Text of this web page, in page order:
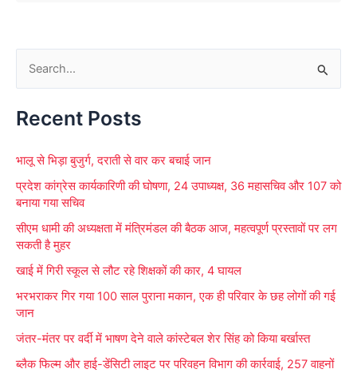
a
c
h
o
Recent Posts
भालू से भिड़ा बुजुर्ग, दराती से वार कर बचाई जान
प्रदेश कांग्रेस कार्यकारिणी की घोषणा, 24 उपाध्यक्ष, 36 महासचिव और 107 को
बनाया गया सचिव
सीएम धामी की अध्यक्षता में मंत्रिमंडल की बैठक आज, महत्वपूर्ण प्रस्तावों पर लग
सकती है मुहर
खाई में गिरी स्कूल से लौट रहे शिक्षकों की कार, 4 घायल
भरभराकर गिर गया 100 साल पुराना मकान, एक ही परिवार के छह लोगों की गई
जान
जंतर-मंतर पर वर्दी में भाषण देने वाले कांस्टेबल शेर सिंह को किया बर्खास्त
ब्लैक फिल्म और हाई-डेंसिटी लाइट पर परिवहन विभाग की कार्रवाई, 257 वाहनों